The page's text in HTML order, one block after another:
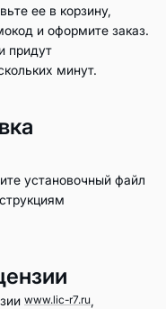
ее в корзину,
и оформите заказ.
придут
минут.
установочный файл
www.lic-r7.ru,